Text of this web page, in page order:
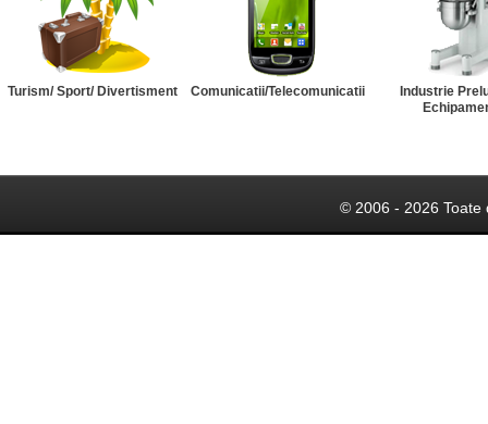
Turism/ Sport/ Divertisment Comunicatii/Telecomunicatii
Industrie
© 2006 - 2026